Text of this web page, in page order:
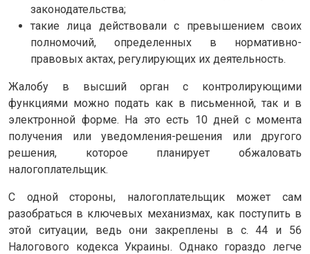
законодательства;
такие лица действовали с превышением своих
полномочий, определенных в нормативно-
правовых актах, регулирующих их деятельность.
Жалобу в высший орган с контролирующими
функциями можно подать как в письменной, так и в
электронной форме. На это есть 10 дней с момента
получения или уведомления-решения или другого
решения, которое планирует обжаловать
налогоплательщик.
С одной стороны, налогоплательщик может сам
разобраться в ключевых механизмах, как поступить в
этой ситуации, ведь они закреплены в с. 44 и 56
Налогового кодекса Украины. Однако гораздо легче